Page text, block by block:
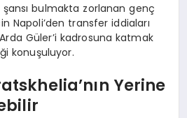
bulmakta zorlanan genç
Napoli’den transfer iddiaları
Güler’i kadrosuna katmak
konuşuluyor.
Yerine